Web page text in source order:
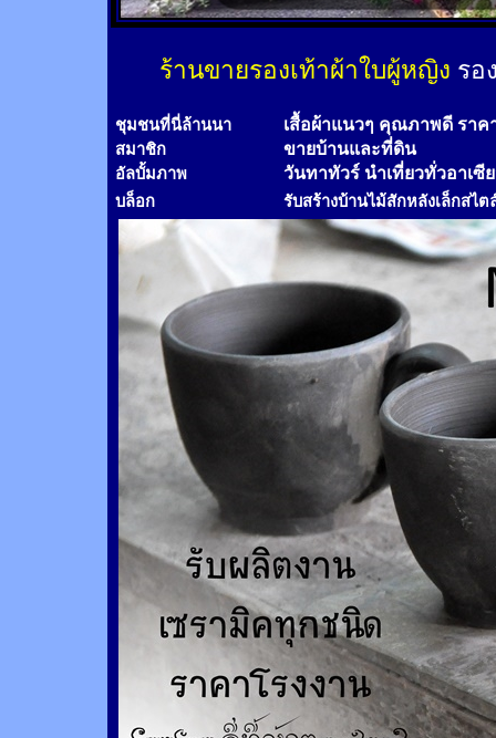
ร้านขายรองเท้าผ้าใบผู้หญิง รอ
ชุมชนที่นี่ล้านนา เสื้อผ้าแนวๆ คุณภาพดี ราค
สมาชิก ขายบ้านและที่ดิน
อัลบั้มภาพ วันทาทัวร์ นำเที่ยวทั่วอาเซี
บล็อก รับสร้างบ้านไม้สักหลังเล็กสไต